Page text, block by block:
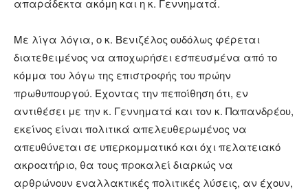
απαράδεκτα ακόμη και η κ. Γεννηματά.
Με λίγα λόγια, ο κ. Βενιζέλος ουδόλως φέρεται
διατεθειμένος να αποχωρήσει εσπευσμένα από το
κόμμα του λόγω της επιστροφής του πρώην
πρωθυπουργού. Εχοντας την πεποίθηση ότι, εν
αντιθέσει με την κ. Γεννηματά και τον κ. Παπανδρέου,
εκείνος είναι πολιτικά απελευθερωμένος να
απευθύνεται σε υπερκομματικό και όχι πελατειακό
ακροατήριο, θα τους προκαλεί διαρκώς να
αρθρώνουν εναλλακτικές πολιτικές λύσεις, αν έχουν,